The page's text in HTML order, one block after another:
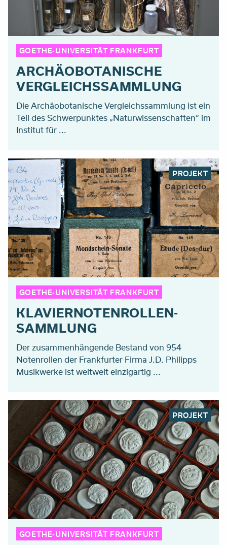
GOETHE-UNIVERSITÄT FRANKFURT
ARCHÄOBOTANISCHE
VERGLEICHSSAMMLUNG
Die Archäobotanische Vergleichssammlung ist ein
Teil des Schwerpunktes „Naturwissenschaften“ im
Institut für ...
PROJEKT
GOETHE-UNIVERSITÄT FRANKFURT
KLAVIERNOTENROLLEN-
SAMMLUNG
Der zusammenhängende Bestand von 954
Notenrollen der Frankfurter Firma J.D. Philipps
Musikwerke ist weltweit einzigartig ...
PROJEKT
GOETHE-UNIVERSITÄT FRANKFURT